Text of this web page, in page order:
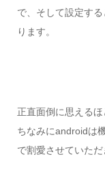
で、そして設定す
ります。
正直面倒に思える
ちなみにandroidは
で割愛させていただ